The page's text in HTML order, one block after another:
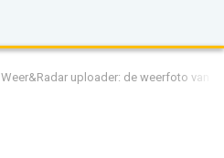
Weer&Radar uploader: de weerfoto van